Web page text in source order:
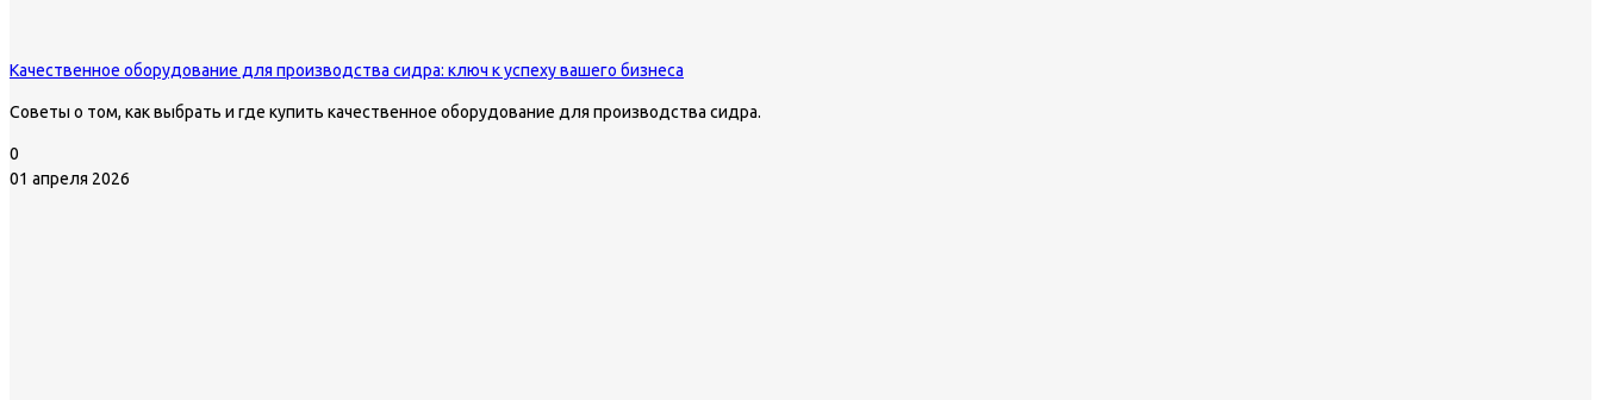
Качественное оборудование для производства сидра: ключ к успеху вашего бизнеса
Советы о том, как выбрать и где купить качественное оборудование для производства сидра.
0
01 апреля 2026